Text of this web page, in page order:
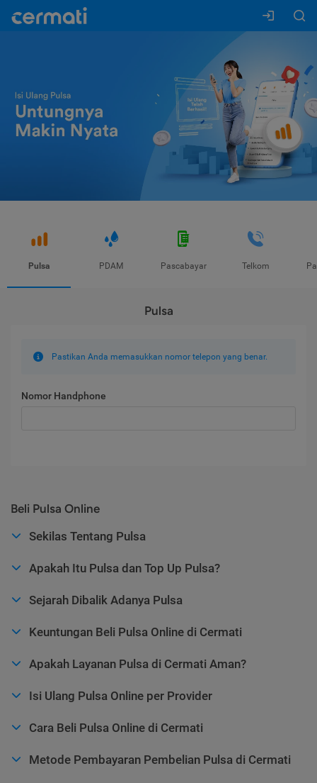
Pulsa PDAM Pascabayar Telkom
Pulsa
Pastikan Anda memasukkan nomor telepon yang benar.
Nomor Handphone
Beli Pulsa Online
Sekilas Tentang Pulsa
Apakah Itu Pulsa dan Top Up Pulsa?
Sejarah Dibalik Adanya Pulsa
Keuntungan Beli Pulsa Online di Cermati
Apakah Layanan Pulsa di Cermati Aman?
Isi Ulang Pulsa Online per Provider
Cara Beli Pulsa Online di Cermati
Metode Pembayaran Pembelian Pulsa di Cermati